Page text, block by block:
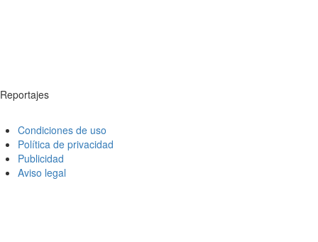
Reportajes
Condiciones de uso
Política de privacidad
Publicidad
Aviso legal